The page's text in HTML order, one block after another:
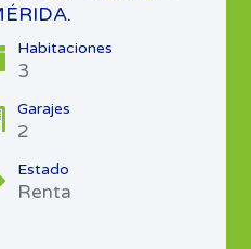
Habitaciones
3
Garajes
2
Estado
Renta